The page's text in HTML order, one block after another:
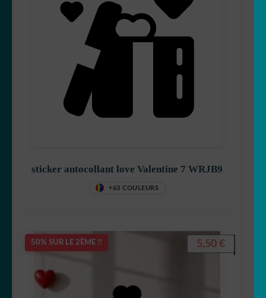
sticker autocollant love Valentine 7 WRJB9
+63 COULEURS
50% SUR LE 2ÈME !! 5,50 €